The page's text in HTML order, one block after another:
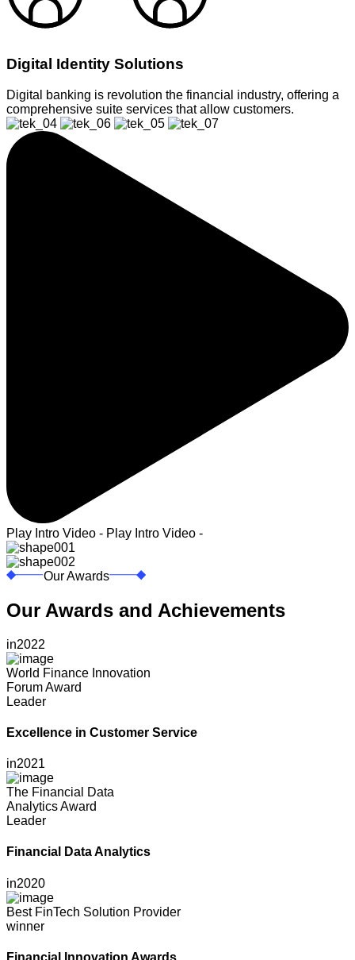
Digital Identity Solutions
Digital banking is revolution the financial industry, offering a
comprehensive suite services that allow customers.
Play Intro Video - Play Intro Video -
Our Awards
Our Awards and Achievements
in2022
World Finance Innovation
Forum Award
Leader
Excellence in Customer Service
in2021
The Financial Data
Analytics Award
Leader
Financial Data Analytics
in2020
Best FinTech Solution Provider
winner
Financial Innovation Awards